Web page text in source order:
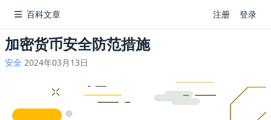
百科文章 注册 登录
加密货币安全防范措施
安全 2024年03月13日